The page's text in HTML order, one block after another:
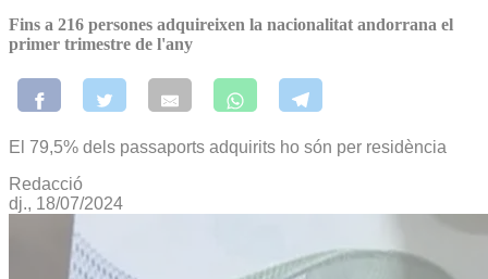
Fins a 216 persones adquireixen la nacionalitat andorrana el
primer trimestre de l'any
El 79,5% dels passaports adquirits ho són per residència
Redacció
dj., 18/07/2024